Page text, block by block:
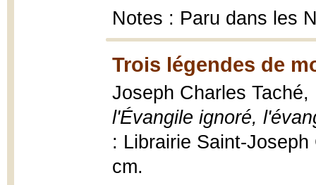
Notes : Paru dans les
Trois légendes de
Joseph Charles Taché,
l'Évangile ignoré,
: Librairie Saint-
cm.